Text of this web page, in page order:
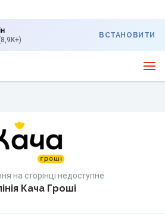
ВСТАНОВИТИ
на сторінці недоступне
Кача Гроші